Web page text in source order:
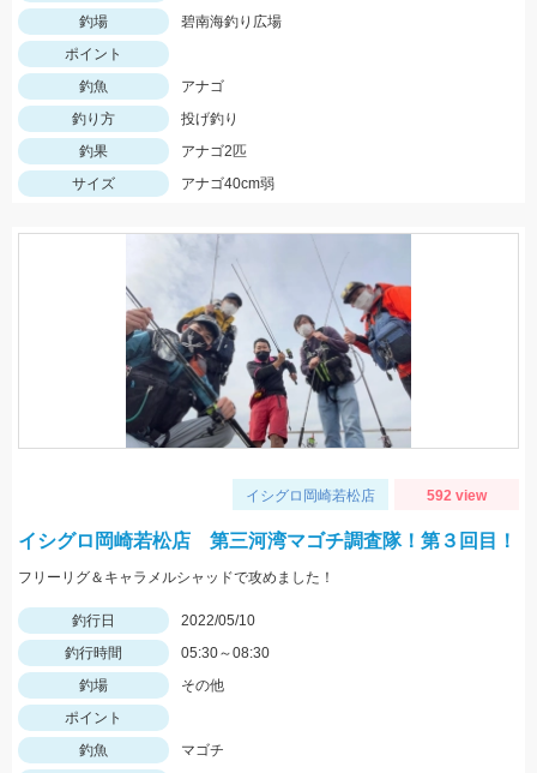
釣場
碧南海釣り広場
ポイント
釣魚
アナゴ
釣り方
投げ釣り
釣果
アナゴ2匹
サイズ
アナゴ40cm弱
イシグロ岡崎若松店 592 view
イシグロ岡崎若松店 第三河湾マゴチ調査隊！第３回目！
フリーリグ＆キャラメルシャッドで攻めました！
釣行日
2022/05/10
釣行時間
05:30～08:30
釣場
その他
ポイント
釣魚
マゴチ